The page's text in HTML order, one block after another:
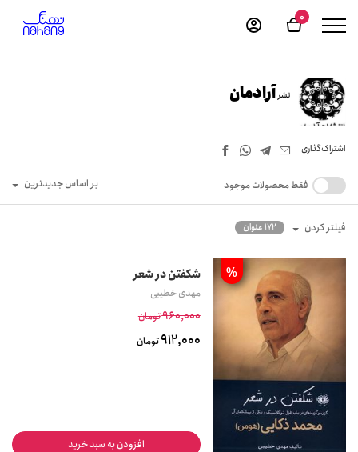
0
نشرآرادمان
اشتراک‌گذاری
فقط محصولات موجود بر اساس جدیدترین
فیلتر کردن 172 عنوان
% شکفتن در شعر
مهدی خطیبی
960,000تومان
912,000تومان
افزودن به سبد خرید